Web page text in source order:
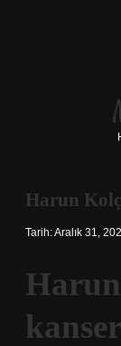
Harun
Tarih: Aralık 31,